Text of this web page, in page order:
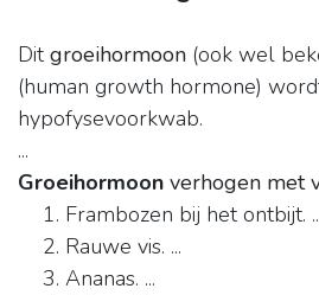
Ditgroeihormoon (ook wel
(human growth hormone)
hypofysevoorkwab.
...
Groeihormoon verhogen met
Frambozen bij het ontbijt.
Rauwe vis. ...
Ananas. ...